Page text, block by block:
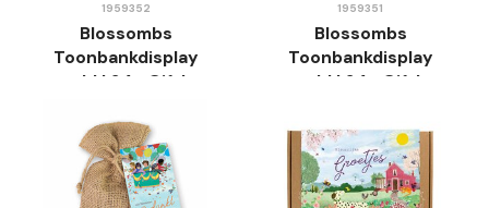
1959352
Blossombs
Toonbankdisplay
gevuld | 24x Giftbox
1959351
Blossombs
Toonbankdisplay
gevuld | 24x Giftbox